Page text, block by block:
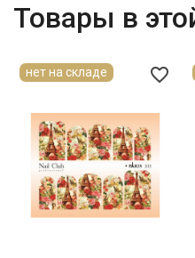
Товары в
favorite_border
нет на складе